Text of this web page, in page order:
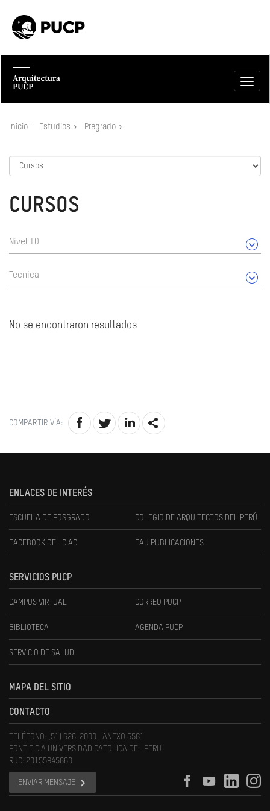
Inicio Estudios Pregrado
CURSOS
Nivel 10
Tecnica
No se encontraron resultados
COMPARTIR VÍA:
ENLACES DE INTERÉS
ESCUELA DE POSGRADO COLEGIO DE ARQUITECTOS DEL PERÚ
FACEBOOK DEL CIAC FAU PUBLICACIONES
SERVICIOS PUCP
CAMPUS VIRTUAL CORREO PUCP
BIBLIOTECA AGENDA PUCP
SERVICIO DE SALUD
MAPA DEL SITIO
CONTACTO
TELÉFONO: (51) 626-2000 , ANEXO 5581
PONTIFICIA UNIVERSIDAD CATOLICA DEL PERU
RUC: 20155945860
ENVIAR MENSAJE